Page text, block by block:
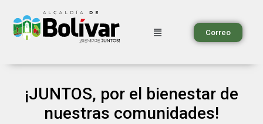
Correo
¡JUNTOS, por el bienestar de
nuestras comunidades!